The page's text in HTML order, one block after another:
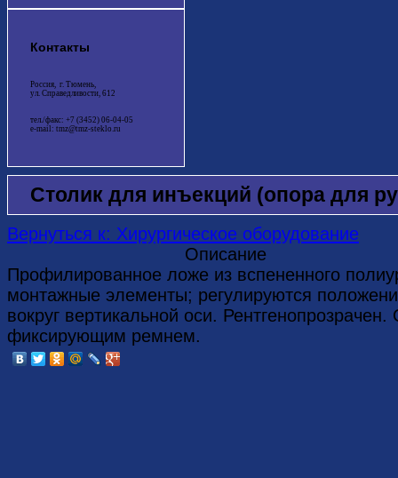
Контакты
Россия, г. Тюмень,
ул. Справедливости, 612
тел./факс: +7 (3452) 06-04-05
e-mail: tmz@tmz-steklo.ru
Столик для инъекций (опора для
Вернуться к: Хирургическое оборудование
Описание
Профилированное ложе из вспененного
монтажные элементы; регулируются
вокруг вертикальной оси.
фиксирующим ремнем.